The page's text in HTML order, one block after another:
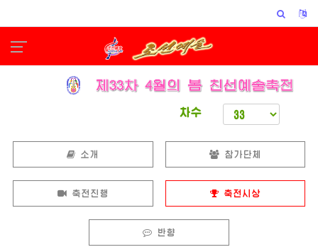
차수
소개 참가단체
축전진행 축전시상
반향